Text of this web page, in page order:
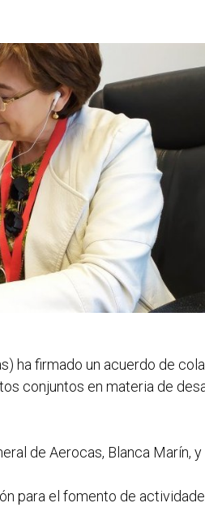
ha firmado un acuerdo de
conjuntos en materia de
de Aerocas, Blanca Marín,
para el fomento de